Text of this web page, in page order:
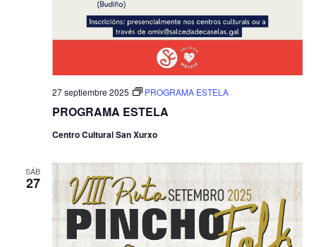
PROGRAMA ESTELA
27 septiembre 2025 PROGRAMA ESTELA
Centro Cultural San Xurxo
SÁB
27